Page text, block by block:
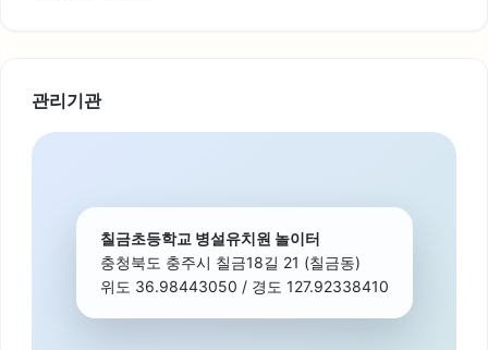
관리기관
칠금초등학교 병설유치원 놀이터
충청북도 충주시 칠금18길 21 (칠금동)
위도 36.98443050 / 경도 127.92338410